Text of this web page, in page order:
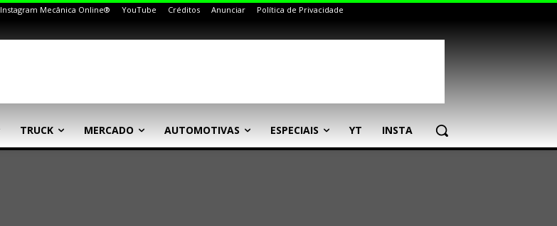
Instagram Mecânica Online® YouTube Créditos Anunciar Política de Privacidade
TRUCK MERCADO AUTOMOTIVAS ESPECIAIS YT INSTA